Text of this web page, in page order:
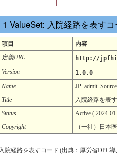
ValueSet: 入院経路を表す
項目
内容
定義URL
http://
Version
1.0.0
Name
Title
入院経路を表
Status
Active ( 2024-
Copyright
（一社）日本
入院経路を表すコード (出典：厚労省DPC導